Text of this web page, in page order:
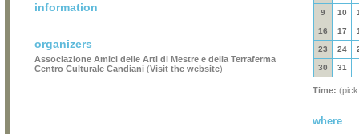
information
organizers
Associazione Amici delle Arti di Mestre e della Terraferma
Centro Culturale Candiani (Visit the website)
9 10
16 17
23 24
30 31
Time:
where